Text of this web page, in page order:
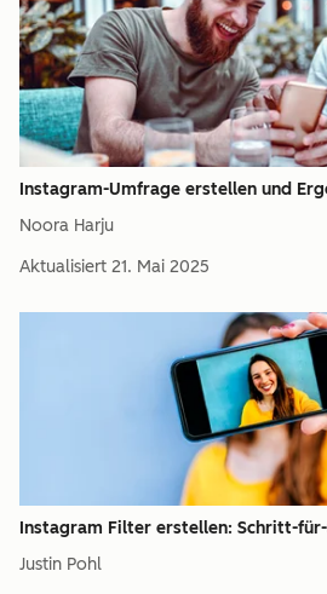
Instagram-Umfrage erstellen und
Noora Harju
Aktualisiert 21. Mai 2025
Instagram Filter erstellen: Schritt-
Justin Pohl